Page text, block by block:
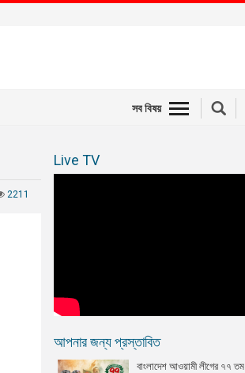
সব বিষয়
2211
Live TV
আপনার জন্য প্রস্তাবিত
বাংলাদেশ আওয়ামী লীগের ৭৭ তম